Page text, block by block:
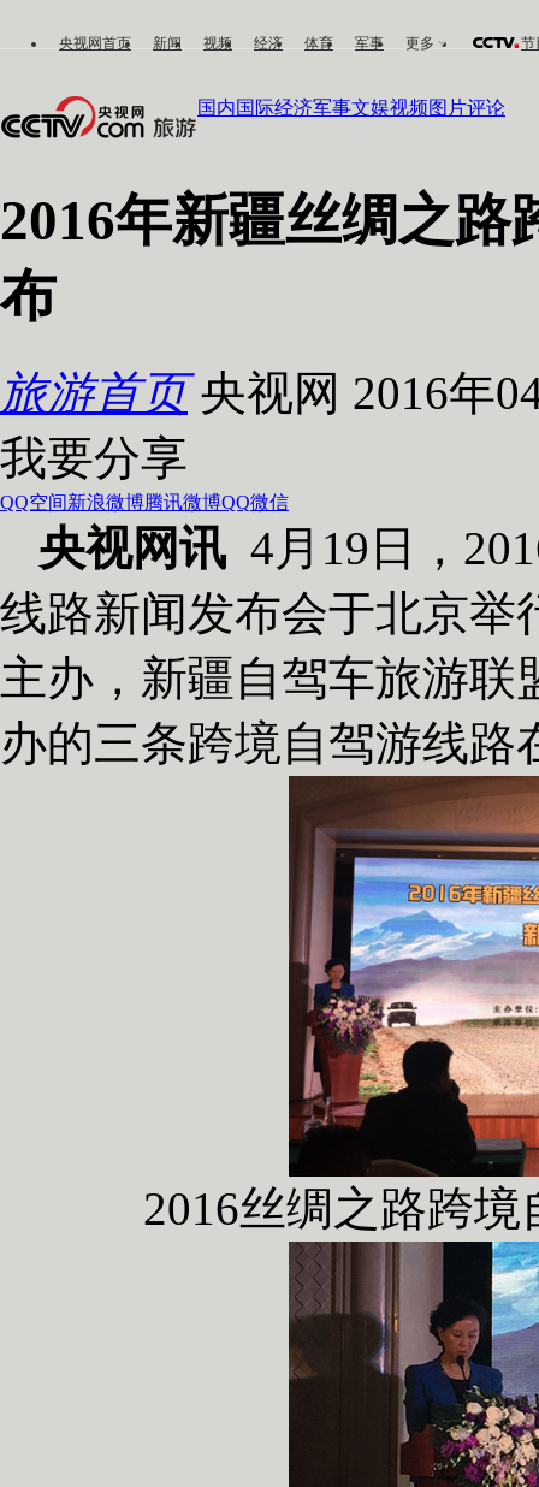
央视网首页 新闻 视频 经济 体育 军事 更多 节
国内国际经济军事文娱视频图片评论
2016年新疆丝绸之
布
旅游首页 央视网 2016年
我要分享
QQ空间新浪微博腾讯微博QQ微信
央视网讯 4月19日，
线路新闻发布会于北京举
主办，新疆自驾车旅游
办的三条跨境自驾游线路
2016丝绸之路跨